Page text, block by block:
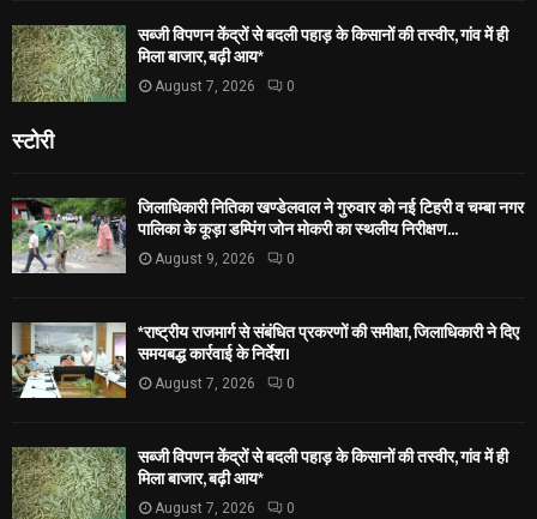
सब्जी विपणन केंद्रों से बदली पहाड़ के किसानों की तस्वीर, गांव में ही
मिला बाजार, बढ़ी आय*
August 7, 2026 0
स्टोरी
जिलाधिकारी नितिका खण्डेलवाल ने गुरुवार को नई टिहरी व चम्बा नगर
पालिका के कूड़ा डम्पिंग जोन मोकरी का स्थलीय निरीक्षण...
August 9, 2026 0
*राष्ट्रीय राजमार्ग से संबंधित प्रकरणों की समीक्षा, जिलाधिकारी ने दिए
समयबद्ध कार्रवाई के निर्देश।
August 7, 2026 0
सब्जी विपणन केंद्रों से बदली पहाड़ के किसानों की तस्वीर, गांव में ही
मिला बाजार, बढ़ी आय*
August 7, 2026 0